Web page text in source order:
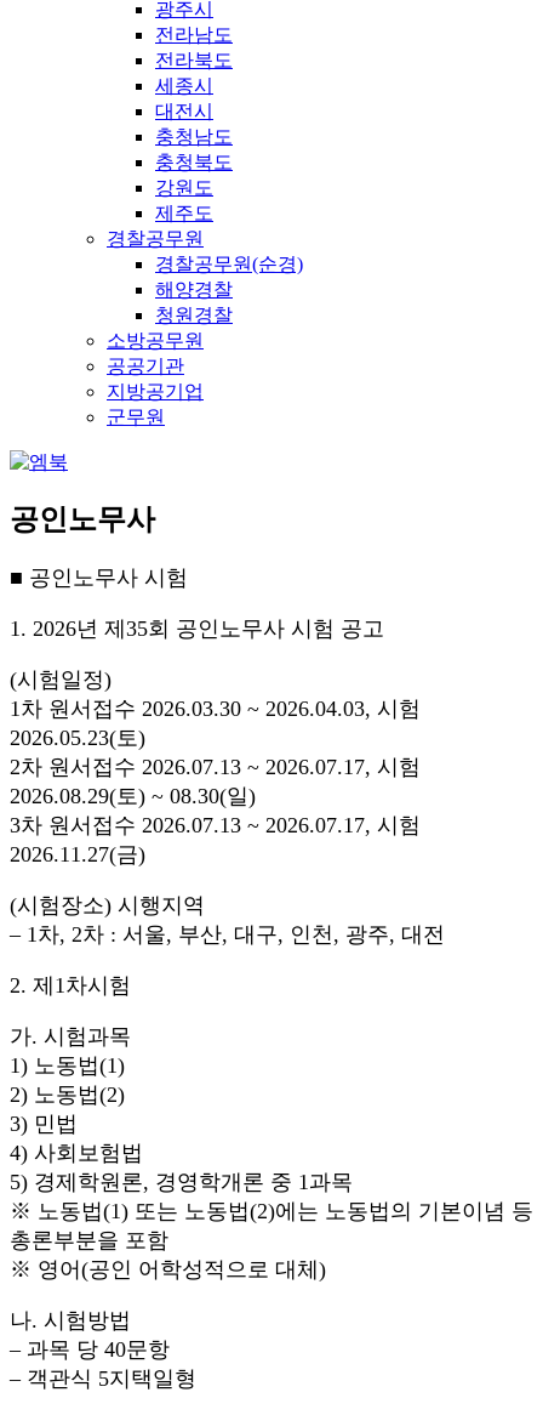
광주시
전라남도
전라북도
세종시
대전시
충청남도
충청북도
강원도
제주도
경찰공무원
경찰공무원(순경)
해양경찰
청원경찰
소방공무원
공공기관
지방공기업
군무원
공인노무사
■ 공인노무사 시험
1. 2026년 제35회 공인노무사 시험 공고
(시험일정)
1차 원서접수 2026.03.30 ~ 2026.04.03, 시험
2026.05.23(토)
2차 원서접수 2026.07.13 ~ 2026.07.17, 시험
2026.08.29(토) ~ 08.30(일)
3차 원서접수 2026.07.13 ~ 2026.07.17, 시험
2026.11.27(금)
(시험장소) 시행지역
– 1차, 2차 : 서울, 부산, 대구, 인천, 광주, 대전
2. 제1차시험
가. 시험과목
1) 노동법(1)
2) 노동법(2)
3) 민법
4) 사회보험법
5) 경제학원론, 경영학개론 중 1과목
※ 노동법(1) 또는 노동법(2)에는 노동법의 기본이념 등
총론부분을 포함
※ 영어(공인 어학성적으로 대체)
나. 시험방법
– 과목 당 40문항
– 객관식 5지택일형